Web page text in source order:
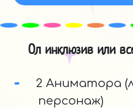
Ол инклюзив или
2 Аниматора
персонаж)